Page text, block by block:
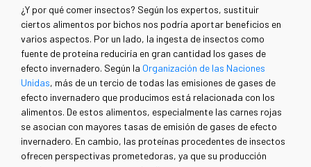
¿Y por qué comer insectos? Según los expertos, sustituir
ciertos alimentos por bichos nos podría aportar beneficios en
varios aspectos. Por un lado, la ingesta de insectos como
fuente de proteína reduciría en gran cantidad los gases de
efecto invernadero. Según la Organización de las Naciones
Unidas, más de un tercio de todas las emisiones de gases de
efecto invernadero que producimos está relacionada con los
alimentos. De estos alimentos, especialmente las carnes rojas
se asocian con mayores tasas de emisión de gases de efecto
invernadero. En cambio, las proteínas procedentes de insectos
ofrecen perspectivas prometedoras, ya que su producción